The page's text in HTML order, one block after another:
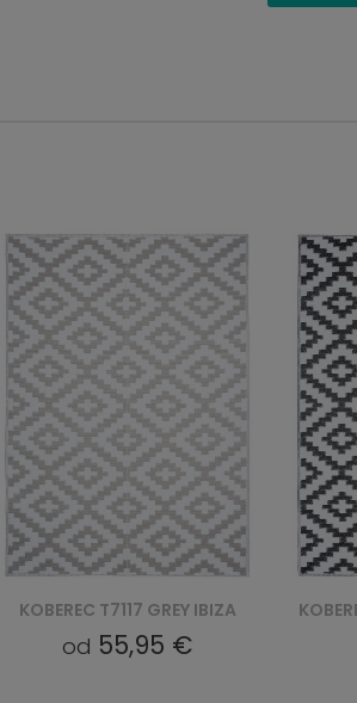
KOBEREC T7116 IBIZA - CZARNY
od 33,57 €